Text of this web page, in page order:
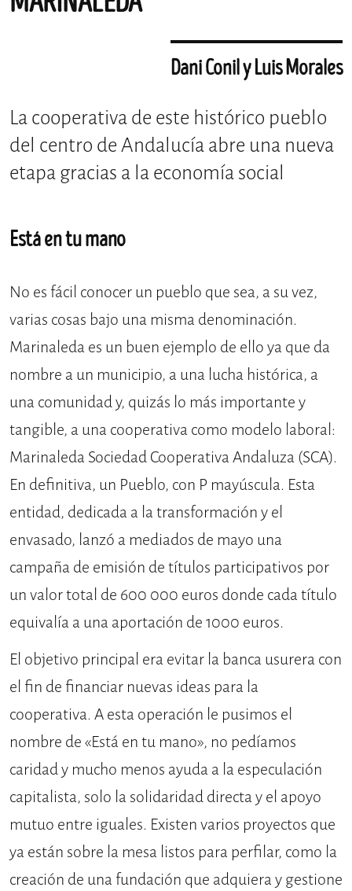
Dani Conil y Luis Morales
La cooperativa de este histórico pueblo
del centro de Andalucía abre una nueva
etapa gracias a la economía social
Está en tu mano
No es fácil conocer un pueblo que sea, a su vez,
varias cosas bajo una misma denominación.
Marinaleda es un buen ejemplo de ello ya que da
nombre a un municipio, a una lucha histórica, a
una comunidad y, quizás lo más importante y
tangible, a una cooperativa como modelo laboral:
Marinaleda Sociedad Cooperativa Andaluza (SCA).
En definitiva, un Pueblo, con P mayúscula. Esta
entidad, dedicada a la transformación y el
envasado, lanzó a mediados de mayo una
campaña de emisión de títulos participativos por
un valor total de 600 000 euros donde cada título
equivalía a una aportación de 1000 euros.
El objetivo principal era evitar la banca usurera con
el fin de financiar nuevas ideas para la
cooperativa. A esta operación le pusimos el
nombre de «Está en tu mano», no pedíamos
caridad y mucho menos ayuda a la especulación
capitalista, solo la solidaridad directa y el apoyo
mutuo entre iguales. Existen varios proyectos que
ya están sobre la mesa listos para perfilar, como la
creación de una fundación que adquiera y gestione